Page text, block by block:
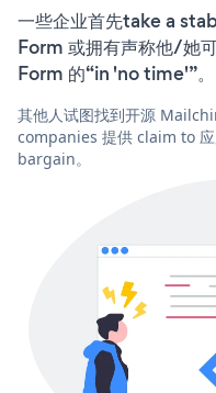
一些企业首先take a
Form 或拥有声称他/她
Form 的“in 'no time'”。
其他人试图找到开源
companies 提供 claim to
bargain。